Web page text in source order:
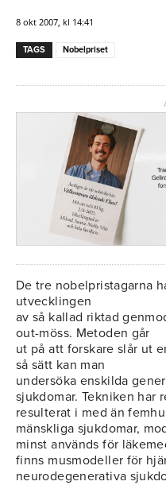
8 okt 2007, kl 14:41
TAGS Nobelpriset
De tre nobelpristagarna
utvecklingen
av så kallad riktad
out-möss. Metoden går
ut på att forskare slår ut
så sätt kan man
undersöka enskilda
sjukdomar. Tekniken har
resulterat i med än
mänskliga sjukdomar,
minst används för
finns musmodeller för
neurodegenerativa